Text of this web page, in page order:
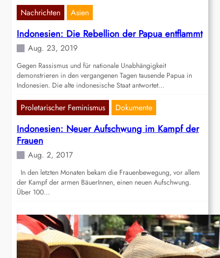
Nachrichten Asien
Indonesien: Die Rebellion der Papua entflammt
Aug. 23, 2019
Gegen Rassismus und für nationale Unabhängigkeit
demonstrieren in den vergangenen Tagen tausende Papua in
Indonesien. Die alte indonesische Staat antwortet…
Proletarischer Feminismus Dokumente
Indonesien: Neuer Aufschwung im Kampf der
Frauen
Aug. 2, 2017
In den letzten Monaten bekam die Frauenbewegung, vor allem
der Kampf der armen BäuerInnen, einen neuen Aufschwung.
Über 100…